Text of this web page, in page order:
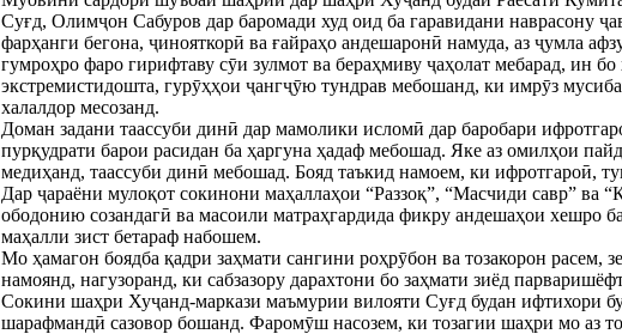
Суғд, Олимҷон Сабуров дар баромади худ оид ба гаравидани наврасону
фарҳанги бегона, ҷинояткорӣ ва ғайраҳо андешаронӣ намуда, аз ҷумла
гумроҳро фаро гирифтаву сӯи зулмот ва бераҳмиву ҷаҳолат мебарад, ин
экстремистидошта, гурӯҳҳои ҷангҷӯю тундрав мебошанд, ки имрӯз
халалдор месозанд.
Доман задани таассуби динӣ дар мамолики исломӣ дар баробари
пурқудрати барои расидан ба ҳаргуна ҳадаф мебошад. Яке аз омилҳои
медиҳанд, таассуби динӣ мебошад. Бояд таъкид намоем, ки ифротгароӣ,
Дар ҷараёни мулоқот сокинони маҳаллаҳои “Раззоқ”, “Масчиди савр”
ободонию созандагӣ ва масоили матраҳгардида фикру андешаҳои хешро
маҳалли зист бетараф набошем.
Мо ҳамагон боядба қадри заҳмати сангини роҳрӯбон ва тозакорон расем,
намоянд, нагузоранд, ки сабзазору дарахтони бо заҳмати зиёд
Сокини шаҳри Хуҷанд-маркази маъмурии вилояти Суғд будан ифтихори
шарафмандӣ сазовор бошанд. Фаромӯш насозем, ки тозагии шаҳри мо аз